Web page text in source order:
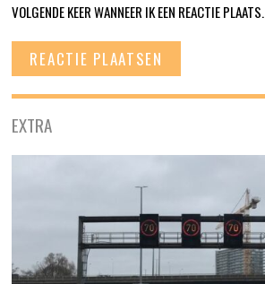
VOLGENDE KEER WANNEER IK EEN REACTIE PLAATS.
EXTRA